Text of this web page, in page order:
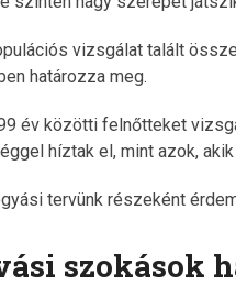
vizsgálat talált
határozza meg.
év közötti felnőtteket
híztak el, mint azok,
tervünk részeként
szokások